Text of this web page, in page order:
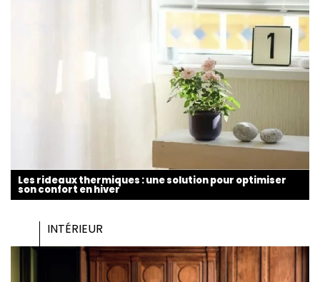
Les rideaux thermiques : une solution pour optimiser
son confort en hiver
INTÉRIEUR